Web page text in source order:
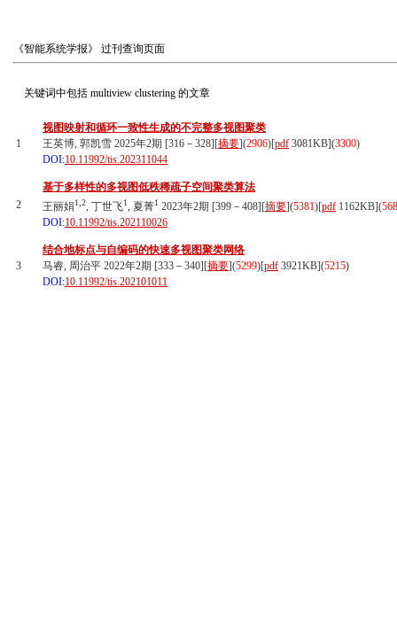
《智能系统学报》 过刊查询页面
关键词中包括 multiview clustering 的文章
1
视图映射和循环一致性生成的不完整多视图聚类
王英博, 郭凯雪 2025年2期 [316－328][摘要](2906)[pdf 3081KB](3300)
DOI:10.11992/tis.202311044
2
基于多样性的多视图低秩稀疏子空间聚类算法
王丽娟1,2, 丁世飞1, 夏菁1 2023年2期 [399－408][摘要](5381)[pdf 1162KB](
DOI:10.11992/tis.202110026
3
结合地标点与自编码的快速多视图聚类网络
马睿, 周治平 2022年2期 [333－340][摘要](5299)[pdf 3921KB](5215)
DOI:10.11992/tis.202101011